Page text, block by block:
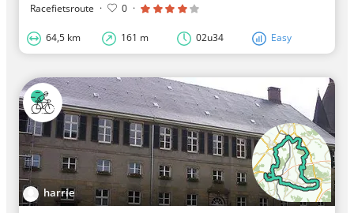
Racefietsroute · 0 ·
64,5 km 161 m 02u34 Easy
harrie